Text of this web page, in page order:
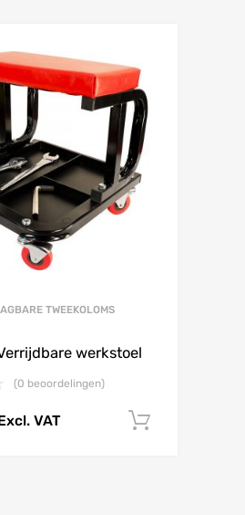
TWEEKOLOMS
werkstoel
(0 beoordelingen)
VAT